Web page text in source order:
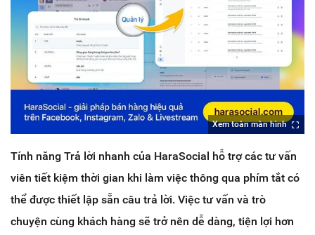
Xem toàn màn hình
Tính năng Trả lời nhanh của HaraSocial hỗ trợ các tư vấn
viên tiết kiệm thời gian khi làm việc thông qua phím tắt có
thể được thiết lập sẵn câu trả lời. Việc tư vấn và trò
chuyện cùng khách hàng sẽ trở nên dễ dàng, tiện lợi hơn